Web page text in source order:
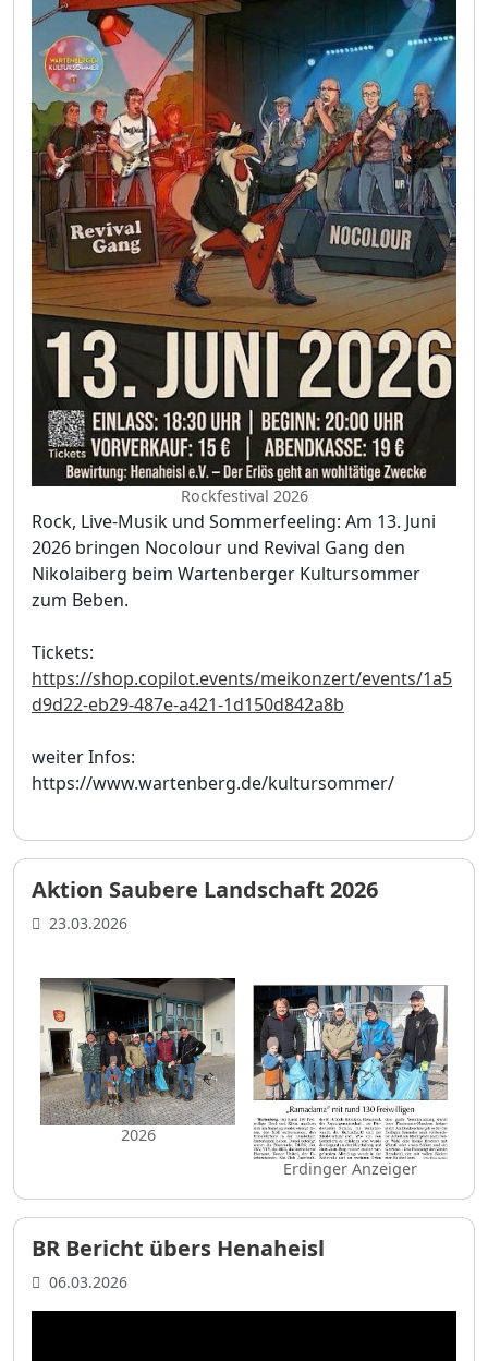
Rockfestival 2026
Rock, Live-Musik und Sommerfeeling: Am 13. Juni
2026 bringen Nocolour und Revival Gang den
Nikolaiberg beim Wartenberger Kultursommer
zum Beben.
Tickets:
https://shop.copilot.events/meikonzert/events/1a5
d9d22-eb29-487e-a421-1d150d842a8b
weiter Infos:
https://www.wartenberg.de/kultursommer/
Aktion Saubere Landschaft 2026
23.03.2026
2026
Erdinger Anzeiger
BR Bericht übers Henaheisl
06.03.2026